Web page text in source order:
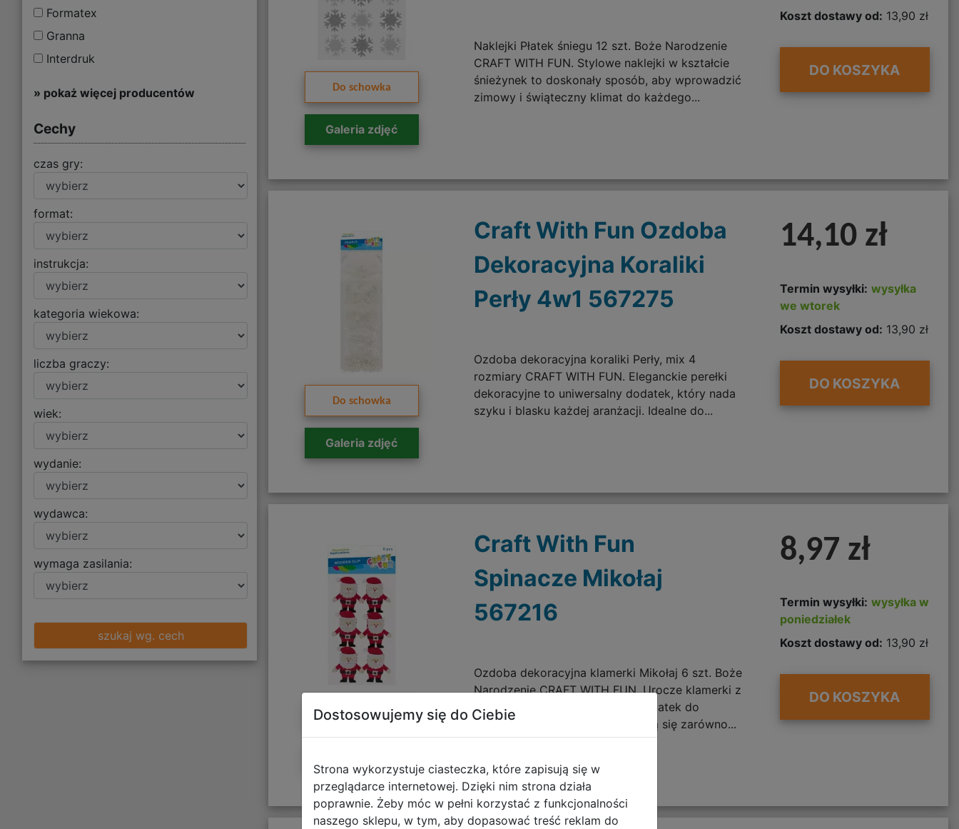
Formatex
Granna
Interdruk
» pokaż więcej producentów
Cechy
czas gry:
format:
instrukcja:
kategoria wiekowa:
liczba graczy:
wiek:
wydanie:
wydawca:
wymaga zasilania:
szukaj wg. cech
Do schowka
Galeria zdjęć
Naklejki Płatek śniegu 12 szt. Boże Narodzenie
CRAFT WITH FUN. Stylowe naklejki w kształcie
śnieżynek to doskonały sposób, aby wprowadzić
zimowy i świąteczny klimat do każdego...
Koszt dostawy od: 13,90 zł
DO KOSZYKA
Do schowka
Galeria zdjęć
Craft With Fun Ozdoba
Dekoracyjna Koraliki
Perły 4w1 567275
Ozdoba dekoracyjna koraliki Perły, mix 4
rozmiary CRAFT WITH FUN. Eleganckie perełki
dekoracyjne to uniwersalny dodatek, który nada
szyku i blasku każdej aranżacji. Idealne do...
14,10 zł
Termin wysyłki: wysyłka
we wtorek
Koszt dostawy od: 13,90 zł
DO KOSZYKA
Do schowka
Craft With Fun
Spinacze Mikołaj
567216
Ozdoba dekoracyjna klamerki Mikołaj 6 szt. Boże
Narodzenie CRAFT WITH FUN. Urocze klamerki z
motywem Mikołaja to idealny dodatek do
świątecznych dekoracji Sprawdzą się zarówno...
8,97 zł
Termin wysyłki: wysyłka w
poniedziałek
Koszt dostawy od: 13,90 zł
DO KOSZYKA
Dostosowujemy się do Ciebie
Strona wykorzystuje ciasteczka, które zapisują się w
przeglądarce internetowej. Dzięki nim strona działa
poprawnie. Żeby móc w pełni korzystać z funkcjonalności
naszego sklepu, w tym, aby dopasować treść reklam do